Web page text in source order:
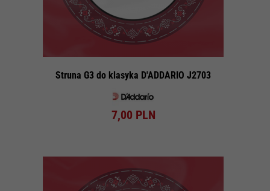
Struna G3 do klasyka D'ADDARIO J2703
7,00 PLN